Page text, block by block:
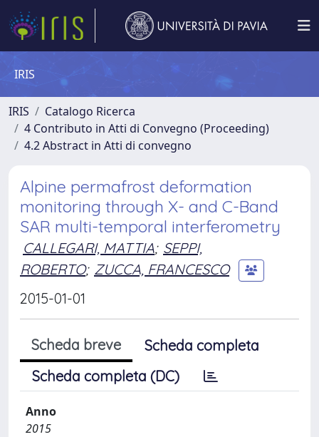
IRIS
IRIS
Catalogo Ricerca
4 Contributo in Atti di Convegno (Proceeding)
4.2 Abstract in Atti di convegno
Alpine permafrost deformation
monitoring through X- and C-Band
SAR multi-temporal interferometry
CALLEGARI, MATTIA; SEPPI,
ROBERTO; ZUCCA, FRANCESCO
2015-01-01
Scheda breve
Scheda completa
Scheda completa (DC)
Anno
2015